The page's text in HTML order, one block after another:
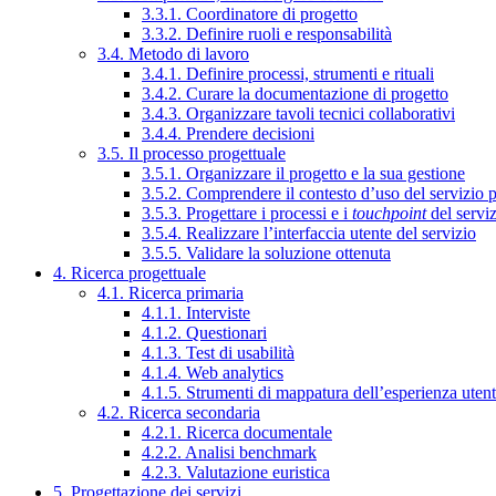
3.3.1. Coordinatore di progetto
3.3.2. Definire ruoli e responsabilità
3.4. Metodo di lavoro
3.4.1. Definire processi, strumenti e rituali
3.4.2. Curare la documentazione di progetto
3.4.3. Organizzare tavoli tecnici collaborativi
3.4.4. Prendere decisioni
3.5. Il processo progettuale
3.5.1. Organizzare il progetto e la sua gestione
3.5.2. Comprendere il contesto d’uso del servizio
3.5.3. Progettare i processi e i touchpointdel
3.5.4. Realizzare l’interfaccia utente del servizio
3.5.5. Validare la soluzione ottenuta
4. Ricerca progettuale
4.1. Ricerca primaria
4.1.1. Interviste
4.1.2. Questionari
4.1.3. Test di usabilità
4.1.4. Web analytics
4.1.5. Strumenti di mappatura dell’esperienza
4.2. Ricerca secondaria
4.2.1. Ricerca documentale
4.2.2. Analisi benchmark
4.2.3. Valutazione euristica
5. Progettazione dei servizi